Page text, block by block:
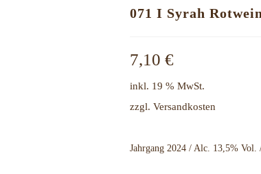
071 I Syrah
7,10€
inkl. 19 % MwSt.
zzgl.Versandkosten
Jahrgang 2024 / Alc. 13,5%